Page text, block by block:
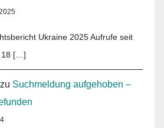
Ukraine 2025 Aufrufe seit
18 […]
zu Suchmeldung aufgehoben –